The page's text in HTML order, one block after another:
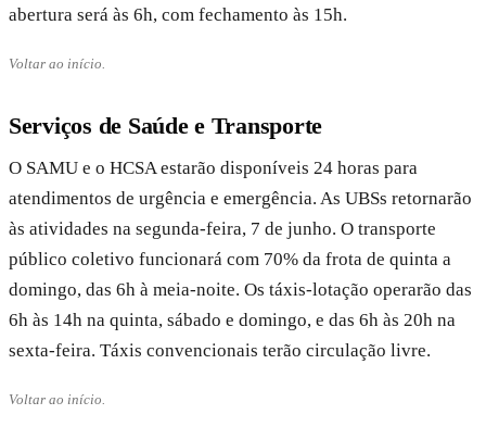
abertura será às 6h, com fechamento às 15h.
Voltar ao início.
Serviços de Saúde e Transporte
O SAMU e o HCSA estarão disponíveis 24 horas para
atendimentos de urgência e emergência. As UBSs retornarão
às atividades na segunda-feira, 7 de junho. O transporte
público coletivo funcionará com 70% da frota de quinta a
domingo, das 6h à meia-noite. Os táxis-lotação operarão das
6h às 14h na quinta, sábado e domingo, e das 6h às 20h na
sexta-feira. Táxis convencionais terão circulação livre.
Voltar ao início.